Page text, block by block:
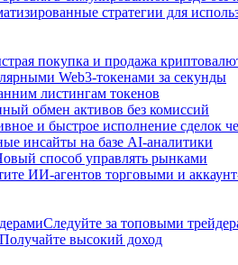
стратегии для
покупка и продажа
Web3-токенами за секунды
листингам токенов
обмен активов без комиссий
и быстрое исполнение сделок
инсайты на базе AI-аналитики
способ управлять рынками
ИИ-агентов торговыми и
Следуйте за топовыми
Получайте высокий доход